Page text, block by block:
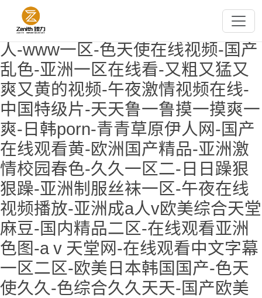
精品一区二区视频-国产不卡在线观
看-中文字幕在线免费视频-奇米成
人-www一区-色天使在线视频-国产
乱色-亚洲一区在线看-又粗又猛又
爽又黄的视频-午夜激情视频在线-
中国特级片-天天鲁一鲁摸一摸爽一
爽-日韩porn-青青草原伊人网-国产
在线观看黄-欧洲国产精品-亚洲激
情校园春色-久久一区二-日日躁狠
狠躁-亚洲制服丝袜一区-午夜在线
视频播放-亚洲成a人v欧美综合天堂
麻豆-国内精品二区-在线观看亚洲
色图-aⅴ天堂网-在线观看中文字幕
一区二区-欧美日本韩国国产-色天
使久久-色综合久久天天-国产欧美